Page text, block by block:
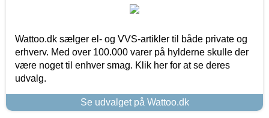
Wattoo.dk sælger el- og VVS-artikler til både private og
erhverv. Med over 100.000 varer på hylderne skulle der
være noget til enhver smag. Klik her for at se deres
udvalg.
Se udvalget på Wattoo.dk